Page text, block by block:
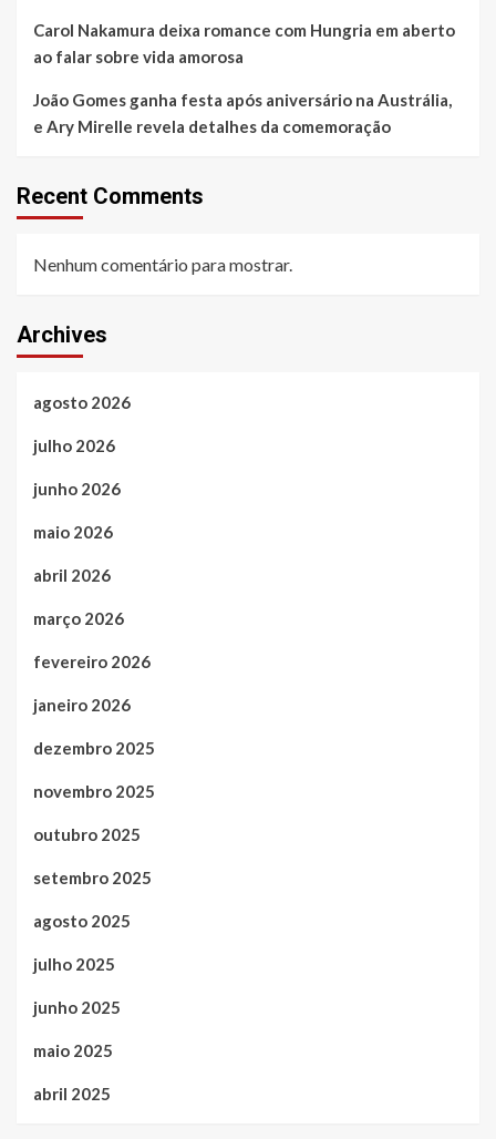
Carol Nakamura deixa romance com Hungria em aberto
ao falar sobre vida amorosa
João Gomes ganha festa após aniversário na Austrália,
e Ary Mirelle revela detalhes da comemoração
Recent Comments
Nenhum comentário para mostrar.
Archives
agosto 2026
julho 2026
junho 2026
maio 2026
abril 2026
março 2026
fevereiro 2026
janeiro 2026
dezembro 2025
novembro 2025
outubro 2025
setembro 2025
agosto 2025
julho 2025
junho 2025
maio 2025
abril 2025